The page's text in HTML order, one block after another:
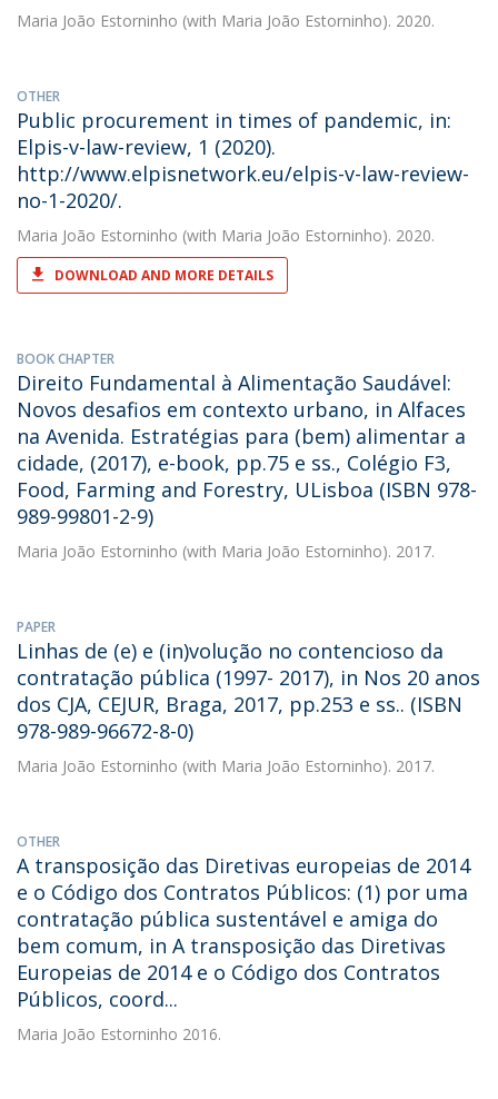
Maria João Estorninho (with Maria João Estorninho). 2020.
OTHER
Public procurement in times of pandemic, in:
Elpis-v-law-review, 1 (2020).
http://www.elpisnetwork.eu/elpis-v-law-review-
no-1-2020/.
Maria João Estorninho (with Maria João Estorninho). 2020.
DOWNLOAD AND MORE DETAILS
BOOK CHAPTER
Direito Fundamental à Alimentação Saudável:
Novos desafios em contexto urbano, in Alfaces
na Avenida. Estratégias para (bem) alimentar a
cidade, (2017), e-book, pp.75 e ss., Colégio F3,
Food, Farming and Forestry, ULisboa (ISBN 978-
989-99801-2-9)
Maria João Estorninho (with Maria João Estorninho). 2017.
PAPER
Linhas de (e) e (in)volução no contencioso da
contratação pública (1997- 2017), in Nos 20 anos
dos CJA, CEJUR, Braga, 2017, pp.253 e ss.. (ISBN
978-989-96672-8-0)
Maria João Estorninho (with Maria João Estorninho). 2017.
OTHER
A transposição das Diretivas europeias de 2014
e o Código dos Contratos Públicos: (1) por uma
contratação pública sustentável e amiga do
bem comum, in A transposição das Diretivas
Europeias de 2014 e o Código dos Contratos
Públicos, coord...
Maria João Estorninho 2016.